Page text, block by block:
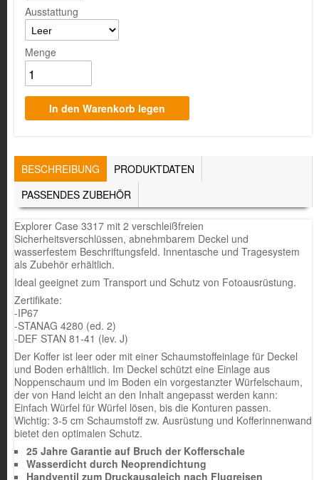
Ausstattung
Menge
TABS
BESCHREIBUNG (AKTIVER
REITER)
PRODUKTDATEN
PASSENDES ZUBEHÖR
Explorer Case 3317 mit 2 verschleißfreien
Sicherheitsverschlüssen, abnehmbarem Deckel und
wasserfestem Beschriftungsfeld. Innentasche und Tragesystem
als Zubehör erhältlich.
Ideal geeignet zum Transport und Schutz von Fotoausrüstung.
Zertifikate:
-IP67
-STANAG 4280 (ed. 2)
-DEF STAN 81-41 (lev. J)
Der Koffer ist leer oder mit einer Schaumstoffeinlage für Deckel
und Boden erhältlich. Im Deckel schützt eine Einlage aus
Noppenschaum und im Boden ein vorgestanzter Würfelschaum,
der von Hand leicht an den Inhalt angepasst werden kann:
Einfach Würfel für Würfel lösen, bis die Konturen passen.
Wichtig: 3-5 cm Schaumstoff zw. Ausrüstung und Kofferinnenwand
bietet den optimalen Schutz.
25 Jahre Garantie auf Bruch der Kofferschale
Wasserdicht durch Neoprendichtung
Handventil zum Druckausgleich nach Flugreisen